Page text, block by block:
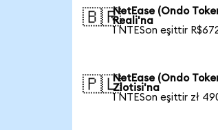
🇧🇷NetEase (Ondo
Reali'na
1 NTESon eşittir
🇵🇱NetEase (Ondo
Zlotisi'na
1 NTESon eşittir zł